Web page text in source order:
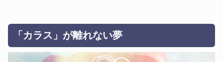
「カラス」が離れない夢